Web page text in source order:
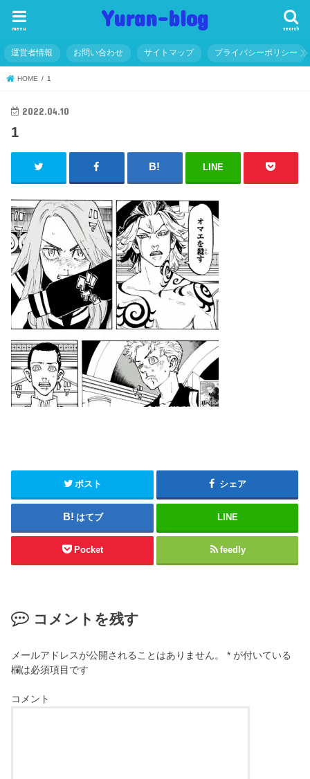
Yuran-blog search
menu
運営者情報 お問い合わせ サイトマップ プライバシーポリシー
HOME 1
2022.04.10
1
LINE
ポスト シェア
はてブ LINE
Pocket feedly
コメントを残す
メールアドレスが公開されることはありません。 * が付いている
欄は必須項目です
コメント